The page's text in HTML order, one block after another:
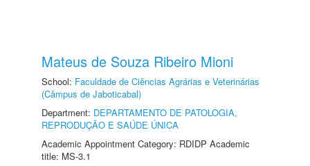
Mateus de Souza Ribeiro Mioni
School: Faculdade de Ciências Agrárias e Veterinárias
(Câmpus de Jaboticabal)
Department: DEPARTAMENTO DE PATOLOGIA,
REPRODUÇÃO E SAÚDE ÚNICA
Academic Appointment Category: RDIDP Academic
title: MS-3.1